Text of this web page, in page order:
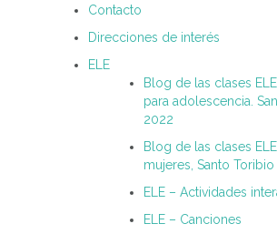
Contacto
Direcciones de interés
ELE
Blog de las clases
para adolescencia.
2022
Blog de las clases
mujeres, Santo Toribio
ELE – Actividades
ELE – Canciones